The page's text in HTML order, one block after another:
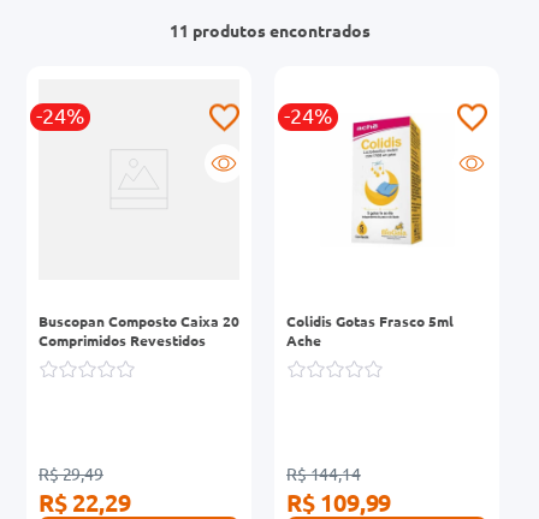
11 produtos
-24%
Buscopan Composto Caixa 20
Comprimidos Revestidos
R$ 29,49
R$ 22,29
-24%
Colidis Gotas Frasco 5ml
Ache
R$ 144,14
R$ 109,99